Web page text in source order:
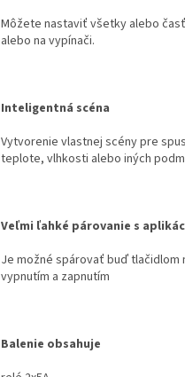
Môžete nastaviť všetky alebo
alebo na vypínači.
Inteligentná scéna
Vytvorenie vlastnej scény pre
teplote, vlhkosti alebo iných
Veľmi ľahké párovanie s
Je možné spárovať buď tlačidlom
vypnutím a zapnutím
Balenie obsahuje